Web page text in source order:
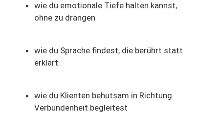
wie du emotionale Tiefe halten kannst,
ohne zu drängen
wie du Sprache findest, die berührt statt
erklärt
wie du Klienten behutsam in Richtung
Verbundenheit begleitest